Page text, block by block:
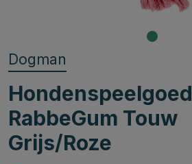
Dogman
Hondenspeelgoed
RabbeGum Touw
Grijs/Roze